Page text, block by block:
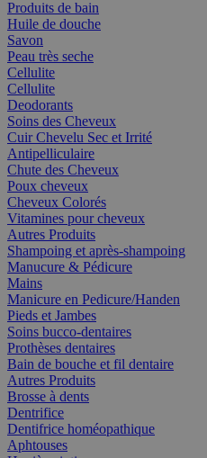
Produits de bain
Huile de douche
Savon
Peau très seche
Cellulite
Cellulite
Deodorants
Soins des Cheveux
Cuir Chevelu Sec et Irrité
Antipelliculaire
Chute des Cheveux
Poux cheveux
Cheveux Colorés
Vitamines pour cheveux
Autres Produits
Shampoing et après-shampoing
Manucure & Pédicure
Mains
Manicure en Pedicure/Handen
Pieds et Jambes
Soins bucco-dentaires
Prothèses dentaires
Bain de bouche et fil dentaire
Autres Produits
Brosse à dents
Dentrifice
Dentifrice homéopathique
Aphtouses